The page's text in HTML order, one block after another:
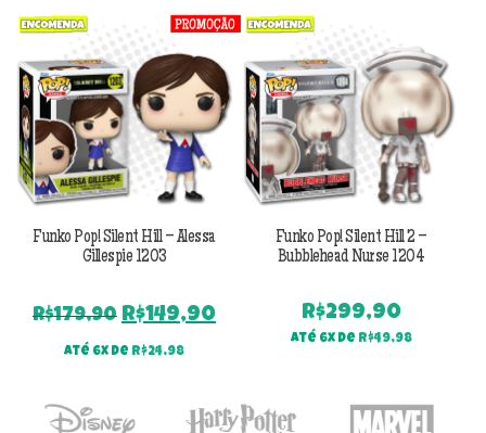
Funko Pop! Silent Hill – Alessa
Gillespie 1203
R$179,90 O
preço
original
R$179,90.
R$149,90O
R$149,90.
Até 6x de R$24,98
Funko Pop! Silent Hill 2 –
Bubblehead Nurse 1204
R$299,90
Até 6x de R$49,98